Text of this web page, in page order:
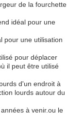
de la fourchette
idéal pour une
pour une utilisation
pour déplacer
il peut être utilisé
d'un endroit à
lourds autour du
à venir.ou le